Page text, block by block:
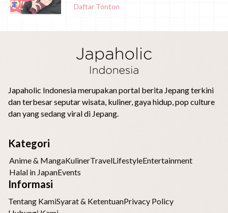
Daftar Tonton
Japaholic Indonesia merupakan portal berita Jepang terkini
dan terbesar seputar wisata, kuliner, gaya hidup, pop culture
dan yang sedang viral di Jepang.
Kategori
Anime & MangaKulinerTravelLifestyleEntertainment
Halal in JapanEvents
Informasi
Tentang KamiSyarat & KetentuanPrivacy Policy